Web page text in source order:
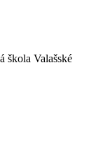
škola Valašské